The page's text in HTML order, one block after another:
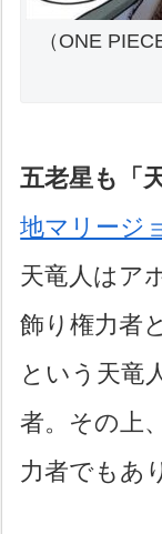
（ONE
五老星も「
地マリージ
天竜人はア
飾り権力者
という天竜
者。その上
力者でもあ